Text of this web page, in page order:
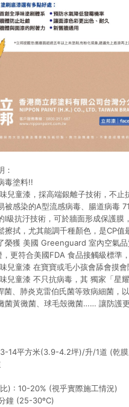
：
毒塗料!!
兒童漆，採高端銀離子技術，不止
被感染的A型流感病毒、腸道病毒 71
I級抗汙技術，可於牆面形成保護膜
擦拭，尤其能調千種顏色，是CP值
榮獲 美國 Greenguard 室內空氣
更符合美國FDA 食品接觸級標準
兒童漆 在寶寶或毛小孩會舔會摸會
兒童漆 不只抗病毒，其 獨家「星
菌、肺炎克雷伯氏菌等致病細菌，
菌黃黴菌、球毛殼黴菌…… 讓防護
14平方米(3.9-4.2坪)/升/1道 (乾
) : 10-20% (視乎實際施工情況)
鐘 (25-30ºC)